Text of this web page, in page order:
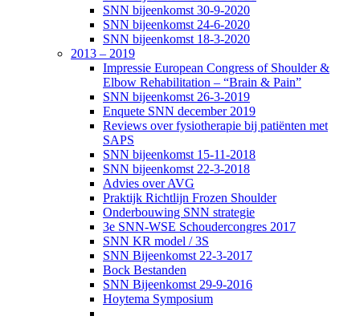
SNN bijeenkomst 30-9-2020
SNN bijeenkomst 24-6-2020
SNN bijeenkomst 18-3-2020
2013 – 2019
Impressie European Congress of Shoulder &
Elbow Rehabilitation – “Brain & Pain”
SNN bijeenkomst 26-3-2019
Enquete SNN december 2019
Reviews over fysiotherapie bij patiënten met
SAPS
SNN bijeenkomst 15-11-2018
SNN bijeenkomst 22-3-2018
Advies over AVG
Praktijk Richtlijn Frozen Shoulder
Onderbouwing SNN strategie
3e SNN-WSE Schoudercongres 2017
SNN KR model / 3S
SNN Bijeenkomst 22-3-2017
Bock Bestanden
SNN Bijeenkomst 29-9-2016
Hoytema Symposium